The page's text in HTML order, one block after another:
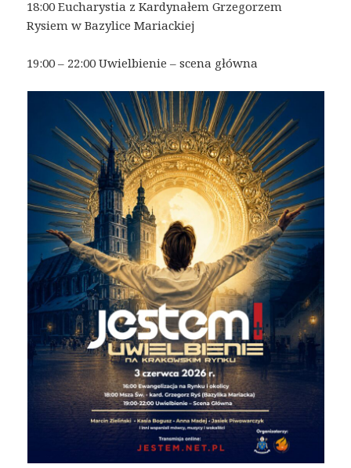
18:00 Eucharystia z Kardynałem Grzegorzem
Rysiem w Bazylice Mariackiej
19:00 – 22:00 Uwielbienie – scena główna